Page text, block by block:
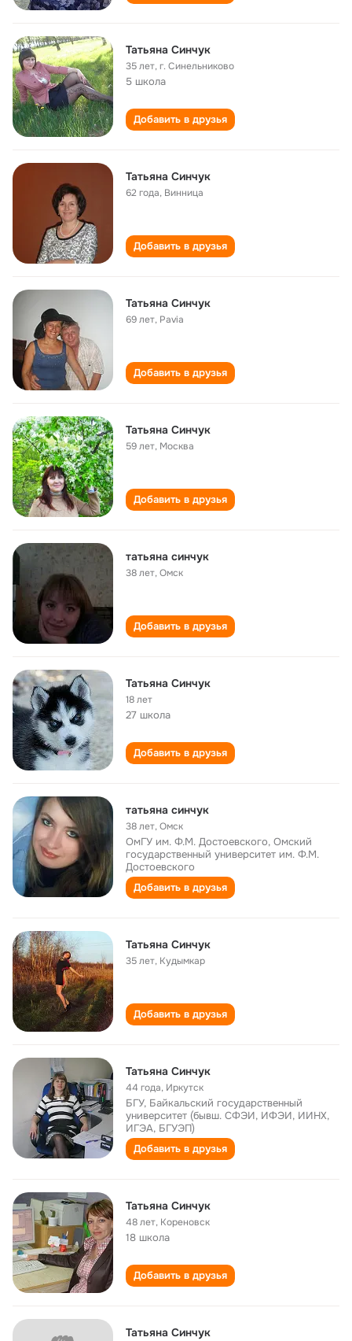
Татьяна Синчук
35 лет,г. Синельниково
5 школа
Добавить в друзья
Татьяна Синчук
62 года, Винница
Добавить в друзья
Татьяна Синчук
69 лет, Pavia
Добавить в друзья
Татьяна Синчук
59 лет, Москва
Добавить в друзья
татьяна синчук
38 лет,Омск
Добавить в друзья
Татьяна Синчук
18 лет
27 школа
Добавить в друзья
татьяна синчук
38 лет,Омск
ОмГУ им. Ф.М. Достоевского, Омский
государственный университет им. Ф.М.
Достоевского
Добавить в друзья
Татьяна Синчук
35 лет, Кудымкар
Добавить в друзья
Татьяна Синчук
44 года, Иркутск
БГУ, Байкальский государственный
университет (бывш. СФЭИ, ИФЭИ, ИИНХ,
ИГЭА, БГУЭП)
Добавить в друзья
Татьяна Синчук
48 лет, Кореновск
18 школа
Добавить в друзья
Татьяна Синчук